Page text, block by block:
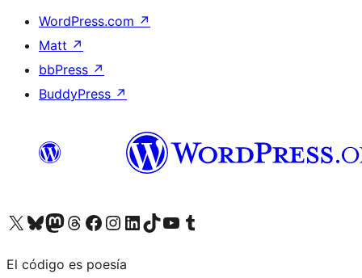
WordPress.com ↗
Matt ↗
bbPress ↗
BuddyPress ↗
Visita nuestra cuenta de X (anteriormente Twitter)
Visita nuestra cuenta de Bluesky
Visita nuestra cuenta de Mastodon
Visita nuestra cuenta de Threads
Visita nuestra página de Facebook
Visita nuestra cuenta de Instagram
Visita nuestra cuenta de LinkedIn
Visita nuestra cuenta de TikTok
Visita nuestro canal de YouTube
Visita nuestra cuenta de Tumblr
El código es poesía